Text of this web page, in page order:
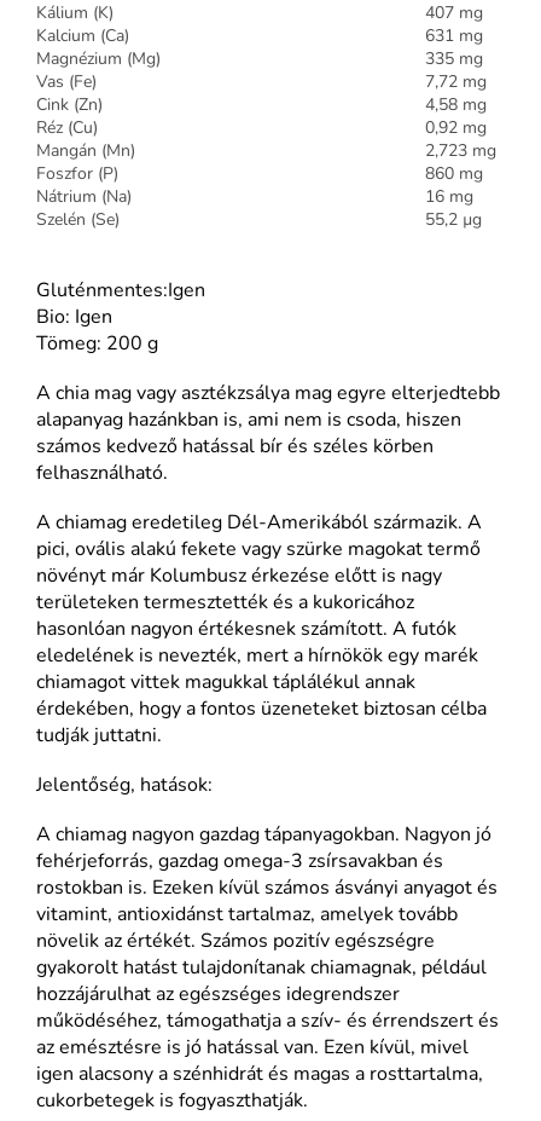
Kálium (K)
407 mg
Kalcium (Ca)
631 mg
Magnézium (Mg)
335 mg
Vas (Fe)
7,72 mg
Cink (Zn)
4,58 mg
Réz (Cu)
0,92 mg
Mangán (Mn)
2,723 mg
Foszfor (P)
860 mg
Nátrium (Na)
16 mg
Szelén (Se)
55,2 µg
Gluténmentes:Igen
Bio: Igen
Tömeg: 200 g
A chia mag vagy asztékzsálya mag egyre elterjedtebb
alapanyag hazánkban is, ami nem is csoda, hiszen
számos kedvező hatással bír és széles körben
felhasználható.
A chiamag eredetileg Dél-Amerikából származik. A
pici, ovális alakú fekete vagy szürke magokat termő
növényt már Kolumbusz érkezése előtt is nagy
területeken termesztették és a kukoricához
hasonlóan nagyon értékesnek számított. A futók
eledelének is nevezték, mert a hírnökök egy marék
chiamagot vittek magukkal táplálékul annak
érdekében, hogy a fontos üzeneteket biztosan célba
tudják juttatni.
Jelentőség, hatások:
A chiamag nagyon gazdag tápanyagokban. Nagyon jó
fehérjeforrás, gazdag omega-3 zsírsavakban és
rostokban is. Ezeken kívül számos ásványi anyagot és
vitamint, antioxidánst tartalmaz, amelyek tovább
növelik az értékét. Számos pozitív egészségre
gyakorolt hatást tulajdonítanak chiamagnak, például
hozzájárulhat az egészséges idegrendszer
működéséhez, támogathatja a szív- és érrendszert és
az emésztésre is jó hatással van. Ezen kívül, mivel
igen alacsony a szénhidrát és magas a rosttartalma,
cukorbetegek is fogyaszthatják.